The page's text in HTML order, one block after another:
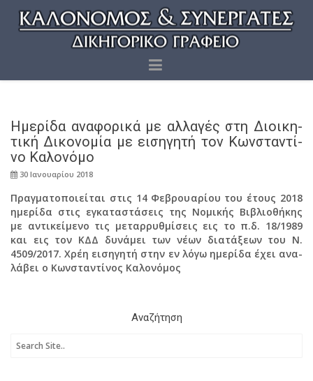
Ημε­ρί­δα ανα­φο­ρι­κά με αλ­λα­γές στη Διοι­κη­
τι­κή Δι­κο­νο­μία με ει­ση­γη­τή τον Κων­στα­ντί­
νο Κα­λο­νό­μο
30 Ια­νουα­ρί­ου 2018
Πραγ­μα­το­ποιεί­ται στις 14 Φε­βρουα­ρί­ου του έτους 2018
ημε­ρί­δα στις εγκα­τα­στά­σεις της Νο­μι­κής Βι­βλιο­θή­κης
με αντι­κεί­με­νο τις με­ταρ­ρυθ­μί­σεις εις το π.δ. 18/1989
και εις τον ΚΔΔ δυ­νά­μει των νέων δια­τά­ξε­ων του Ν.
4509/2017. Χρέη ει­ση­γη­τή στην εν λόγω ημε­ρί­δα έχει ανα­
λά­βει ο Κων­στα­ντί­νος Κα­λο­νό­μος
Ανα­ζή­τη­ση